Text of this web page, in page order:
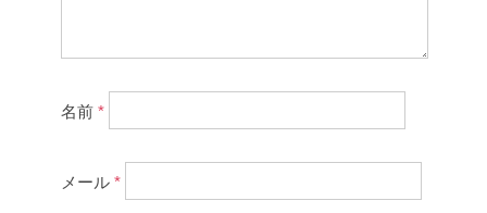
名前 *
メール *